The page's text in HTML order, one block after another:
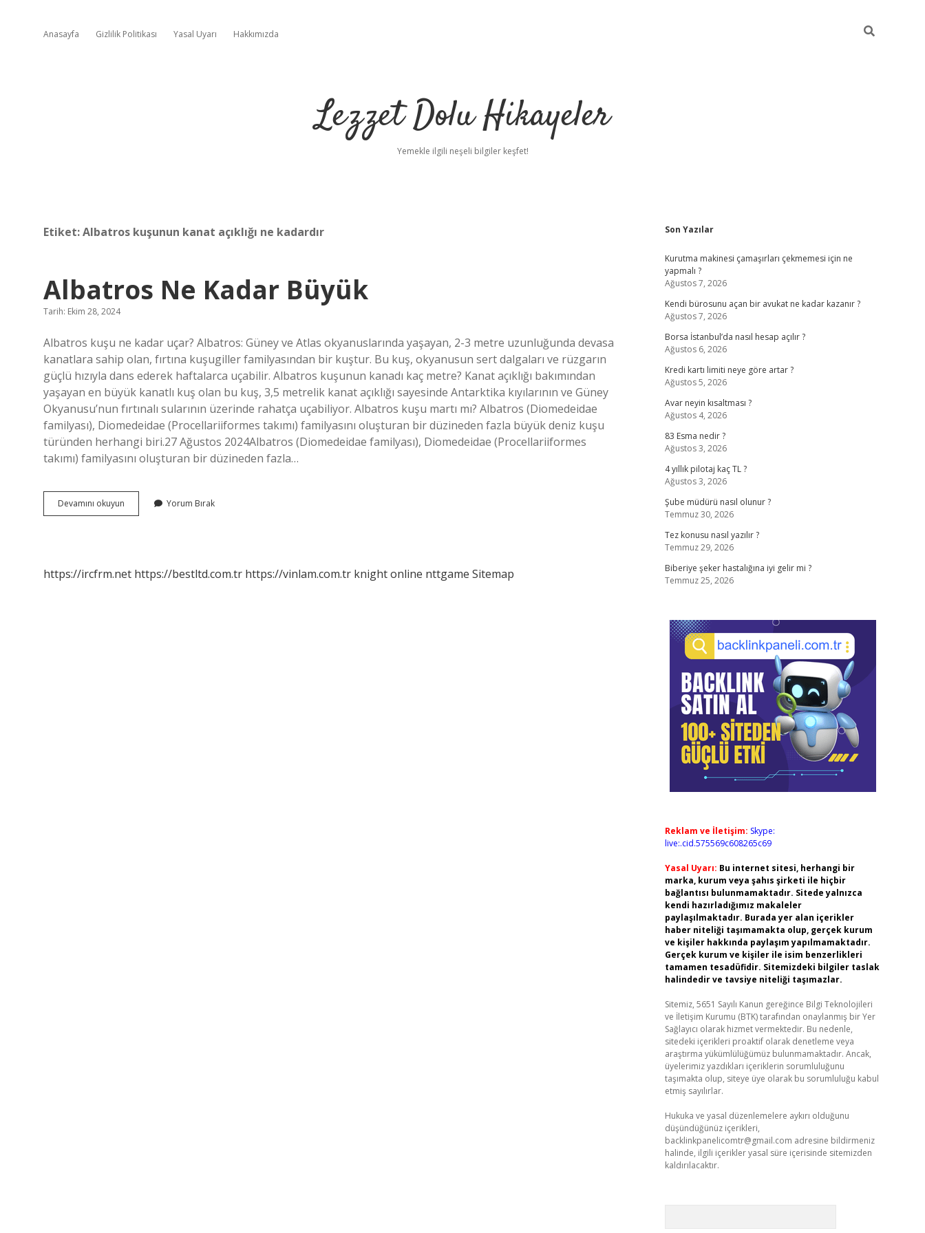
Anasayfa Gizlilik Politikası Yasal Uyarı Hakkımızda
Lezzet Dolu Hikayeler
Yemekle ilgili neşeli bilgiler keşfet!
Etiket:Albatros kuşunun kanat açıklığı ne kadardır
Albatros Ne Kadar Büyük
Tarih: Ekim 28, 2024
Albatros kuşu ne kadar uçar? Albatros: Güney ve Atlas okyanuslarında yaşayan, 2-3 metre uzunluğunda devasa
kanatlara sahip olan, fırtına kuşugiller familyasından bir kuştur. Bu kuş, okyanusun sert dalgaları ve rüzgarın
güçlü hızıyla dans ederek haftalarca uçabilir. Albatros kuşunun kanadı kaç metre? Kanat açıklığı bakımından
yaşayan en büyük kanatlı kuş olan bu kuş, 3,5 metrelik kanat açıklığı sayesinde Antarktika kıyılarının ve Güney
Okyanusu’nun fırtınalı sularının üzerinde rahatça uçabiliyor. Albatros kuşu martı mı? Albatros (Diomedeidae
familyası), Diomedeidae (Procellariiformes takımı) familyasını oluşturan bir düzineden fazla büyük deniz kuşu
türünden herhangi biri.27 Ağustos 2024Albatros (Diomedeidae familyası), Diomedeidae (Procellariiformes
takımı) familyasını oluşturan bir düzineden fazla…
Devamını okuyun Albatros
Ne
Yorum Bırak
https://ircfrm.net https://bestltd.com.tr https://vinlam.com.tr knight online nttgame Sitemap
Sidebar
Son Yazılar
Kurutma makinesi çamaşırları çekmemesi için ne
yapmalı ?
Ağustos 7, 2026
Kendi bürosunu açan bir avukat ne kadar kazanır ?
Ağustos 7, 2026
Borsa İstanbul’da nasıl hesap açılır ?
Ağustos 6, 2026
Kredi kartı limiti neye göre artar ?
Ağustos 5, 2026
Avar neyin kısaltması ?
Ağustos 4, 2026
83 Esma nedir ?
Ağustos 3, 2026
4 yıllık pilotaj kaç TL ?
Ağustos 3, 2026
Şube müdürü nasıl olunur ?
Temmuz 30, 2026
Tez konusu nasıl yazılır ?
Temmuz 29, 2026
Biberiye şeker hastalığına iyi gelir mi ?
Temmuz 25, 2026
Reklam ve İletişim: Skype:
live:.cid.575569c608265c69
Yasal Uyarı: Bu internet sitesi, herhangi bir
marka, kurum veya şahıs şirketi ile hiçbir
bağlantısı bulunmamaktadır. Sitede yalnızca
kendi hazırladığımız makaleler
paylaşılmaktadır. Burada yer alan içerikler
haber niteliği taşımamakta olup, gerçek kurum
ve kişiler hakkında paylaşım yapılmamaktadır.
Gerçek kurum ve kişiler ile isim benzerlikleri
tamamen tesadüfidir. Sitemizdeki bilgiler taslak
halindedir ve tavsiye niteliği taşımazlar.
Sitemiz, 5651 Sayılı Kanun gereğince Bilgi Teknolojileri
ve İletişim Kurumu (BTK) tarafından onaylanmış bir Yer
Sağlayıcı olarak hizmet vermektedir. Bu nedenle,
sitedeki içerikleri proaktif olarak denetleme veya
araştırma yükümlülüğümüz bulunmamaktadır. Ancak,
üyelerimiz yazdıkları içeriklerin sorumluluğunu
taşımakta olup, siteye üye olarak bu sorumluluğu kabul
etmiş sayılırlar.
Hukuka ve yasal düzenlemelere aykırı olduğunu
düşündüğünüz içerikleri,
backlinkpanelicomtr@gmail.com adresine bildirmeniz
halinde, ilgili içerikler yasal süre içerisinde sitemizden
kaldırılacaktır.